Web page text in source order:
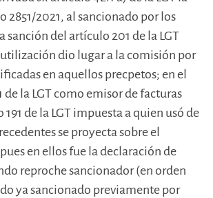
2851/2021, al sancionado por los
sanción del artículo 201 de la LGT
dio lugar a la comisión por
en aquellos precpetos; en el
la LGT como emisor de facturas
de la LGT impuesta a quien usó de
se proyecta sobre el
en ellos fue la declaración de
reproche sancionador (en orden
ya sancionado previamente por